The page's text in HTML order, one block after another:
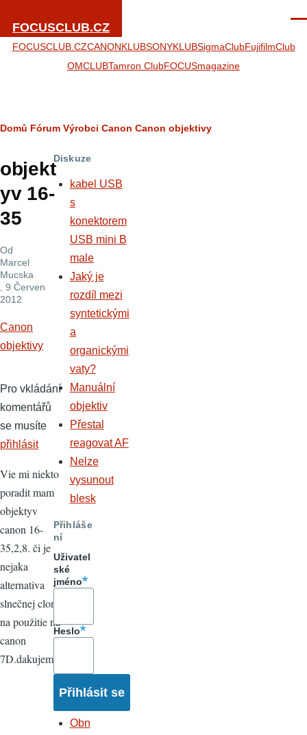
FOCUSCLUB.CZ
FOCUSCLUB.CZCANONKLUBSONYKLUBSigmaClubFujifilmClub
OMCLUBTamron ClubFOCUSmagazine
Drobečková
navigace
Domů Fórum Výrobci Canon Canon objektivy
objekt
yv 16-
35
Od
Marcel
Mucska
, 9 Červen
2012
Canon
objektivy
Pro vkládání
komentářů
se musíte
přihlásit
Vie mi niekto
poradit mam
objektyv
canon 16-
35,2,8. či je
nejaka
alternativa
slnečnej clony
na použitie na
canon
7D.dakujem
Diskuze
kabel USB
s
konektorem
USB mini B
male
Jaký je
rozdíl mezi
syntetickými
a
organickými
vaty?
Manuální
objektiv
Přestal
reagovat AF
Nelze
vysunout
blesk
Přihláše
ní
Uživatel
ské
jméno
Heslo
Obn